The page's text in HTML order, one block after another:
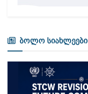
ბოლო სიახლეები